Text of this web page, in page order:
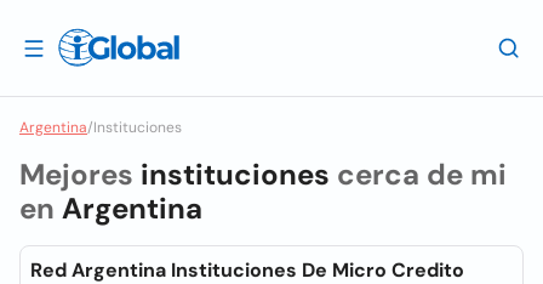
Argentina/Instituciones
Mejores instituciones cerca de mi
en Argentina
Red Argentina Instituciones De Micro Credito